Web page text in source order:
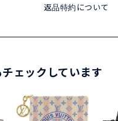
返品特約について
ェックしています